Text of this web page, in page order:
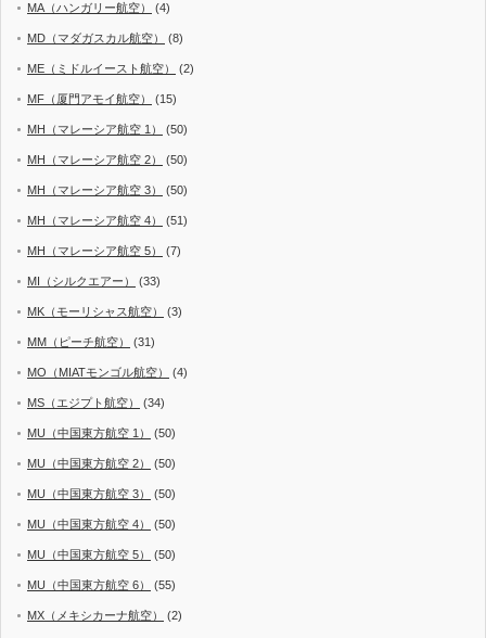
MA（ハンガリー航空） (4)
MD（マダガスカル航空） (8)
ME（ミドルイースト航空） (2)
MF（厦門アモイ航空） (15)
MH（マレーシア航空 1） (50)
MH（マレーシア航空 2） (50)
MH（マレーシア航空 3） (50)
MH（マレーシア航空 4） (51)
MH（マレーシア航空 5） (7)
MI（シルクエアー） (33)
MK（モーリシャス航空） (3)
MM（ピーチ航空） (31)
MO（MIATモンゴル航空） (4)
MS（エジプト航空） (34)
MU（中国東方航空 1） (50)
MU（中国東方航空 2） (50)
MU（中国東方航空 3） (50)
MU（中国東方航空 4） (50)
MU（中国東方航空 5） (50)
MU（中国東方航空 6） (55)
MX（メキシカーナ航空） (2)